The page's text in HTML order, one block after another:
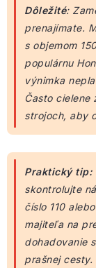
Dôležité:
prenajímate.
s objemom
populárnu
výnimka
Často cielene
strojoch, aby
Praktický tip:
skontrolujte
číslo 110
majiteľa na
dohadovanie
prašnej cesty.